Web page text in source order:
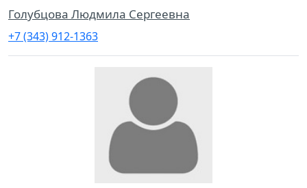
Голубцова Людмила Сергеевна
+7 (343) 912-1363